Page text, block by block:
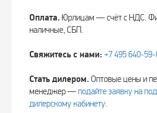
Оплата. Юрлицам — счёт с НДС.
наличные, СБП.
Свяжитесь с нами: +7 495
Стать дилером.Оптовые цены и
менеджер —подайте заявку на
дилерскому кабинету.